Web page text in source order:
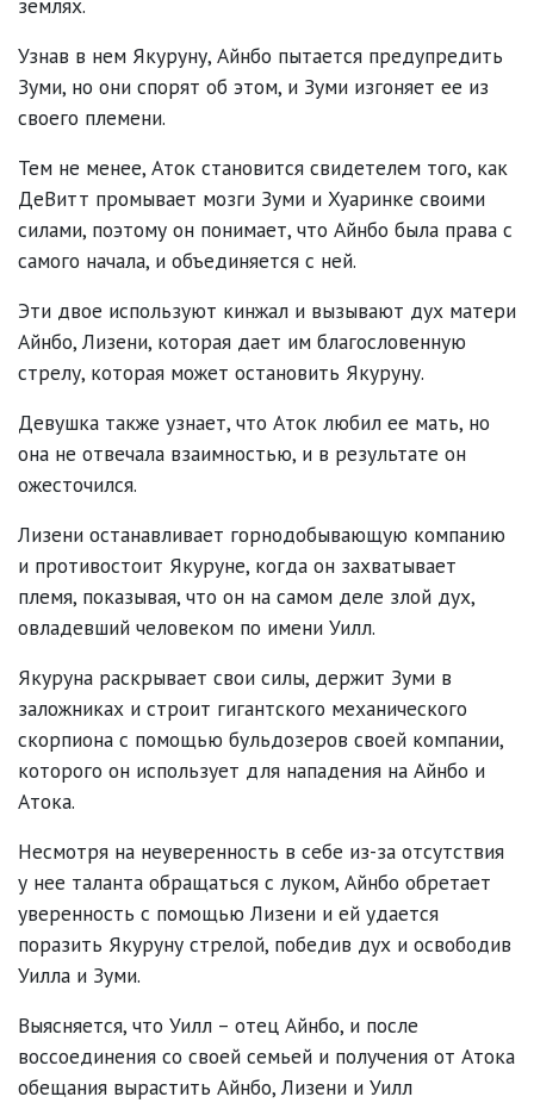
землях.
Узнав в нем Якуруну, Айнбо пытается предупредить
Зуми, но они спорят об этом, и Зуми изгоняет ее из
своего племени.
Тем не менее, Аток становится свидетелем того, как
ДеВитт промывает мозги Зуми и Хуаринке своими
силами, поэтому он понимает, что Айнбо была права с
самого начала, и объединяется с ней.
Эти двое используют кинжал и вызывают дух матери
Айнбо, Лизени, которая дает им благословенную
стрелу, которая может остановить Якуруну.
Девушка также узнает, что Аток любил ее мать, но
она не отвечала взаимностью, и в результате он
ожесточился.
Лизени останавливает горнодобывающую компанию
и противостоит Якуруне, когда он захватывает
племя, показывая, что он на самом деле злой дух,
овладевший человеком по имени Уилл.
Якуруна раскрывает свои силы, держит Зуми в
заложниках и строит гигантского механического
скорпиона с помощью бульдозеров своей компании,
которого он использует для нападения на Айнбо и
Атока.
Несмотря на неуверенность в себе из-за отсутствия
у нее таланта обращаться с луком, Айнбо обретает
уверенность с помощью Лизени и ей удается
поразить Якуруну стрелой, победив дух и освободив
Уилла и Зуми.
Выясняется, что Уилл – отец Айнбо, и после
воссоединения со своей семьей и получения от Атока
обещания вырастить Айнбо, Лизени и Уилл